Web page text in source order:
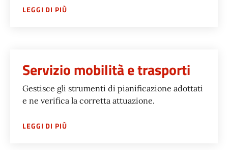
LEGGI DI PIÙSU
Servizio mobilità e trasporti
Gestisce gli strumenti di pianificazione adottati
e ne verifica la corretta attuazione.
LEGGI DI PIÙSU